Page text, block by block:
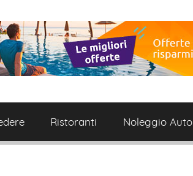
Ristoranti Noleggio Auto